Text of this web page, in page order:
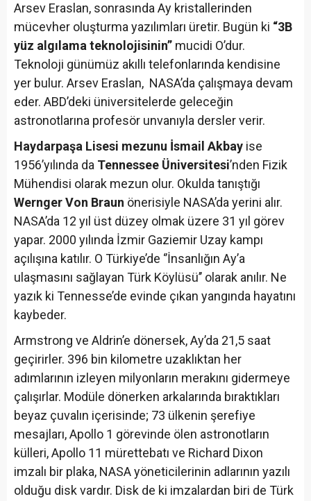
Arsev Eraslan, sonrasında Ay kristallerinden
mücevher oluşturma yazılımları üretir. Bugün ki “3B
yüz algılama teknolojisinin” mucidi O’dur.
Teknoloji günümüz akıllı telefonlarında kendisine
yer bulur. Arsev Eraslan, NASA’da çalışmaya devam
eder. ABD’deki üniversitelerde geleceğin
astronotlarına profesör unvanıyla dersler verir.
Haydarpaşa Lisesi mezunu İsmail Akbay ise
1956’yılında da Tennessee Üniversitesi’nden Fizik
Mühendisi olarak mezun olur. Okulda tanıştığı
Wernger Von Braun önerisiyle NASA’da yerini alır.
NASA’da 12 yıl üst düzey olmak üzere 31 yıl görev
yapar. 2000 yılında İzmir Gaziemir Uzay kampı
açılışına katılır. O Türkiye’de ‘’İnsanlığın Ay’a
ulaşmasını sağlayan Türk Köylüsü’’ olarak anılır. Ne
yazık ki Tennesse’de evinde çıkan yangında hayatını
kaybeder.
Armstrong ve Aldrin’e dönersek, Ay’da 21,5 saat
geçirirler. 396 bin kilometre uzaklıktan her
adımlarının izleyen milyonların merakını gidermeye
çalışırlar. Modüle dönerken arkalarında bıraktıkları
beyaz çuvalın içerisinde; 73 ülkenin şerefiye
mesajları, Apollo 1 görevinde ölen astronotların
külleri, Apollo 11 mürettebatı ve Richard Dixon
imzalı bir plaka, NASA yöneticilerinin adlarının yazılı
olduğu disk vardır. Disk de ki imzalardan biri de Türk